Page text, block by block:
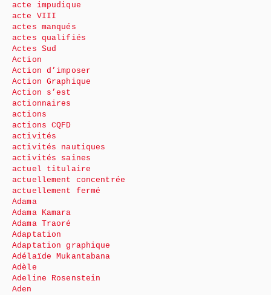
acte impudique
acte VIII
actes manqués
actes qualifiés
Actes Sud
Action
Action d’imposer
Action Graphique
Action s’est
actionnaires
actions
actions CQFD
activités
activités nautiques
activités saines
actuel titulaire
actuellement concentrée
actuellement fermé
Adama
Adama Kamara
Adama Traoré
Adaptation
Adaptation graphique
Adélaïde Mukantabana
Adèle
Adeline Rosenstein
Aden